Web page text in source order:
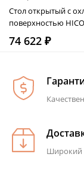
Стол открытый с
поверхностью
74 622 ₽
Широкий